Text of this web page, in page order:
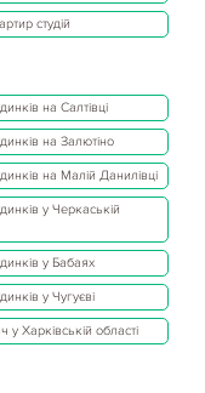
студій
на Салтівці
на Залютіно
на Малій Данилівці
у Черкаській
у Бабаях
у Чугуєві
Харківській області